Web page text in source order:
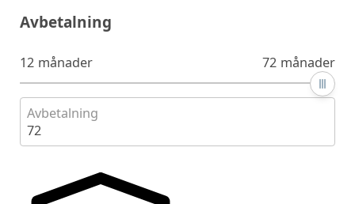
Avbetalning
12 månader 72 månader
Avbetalning
72